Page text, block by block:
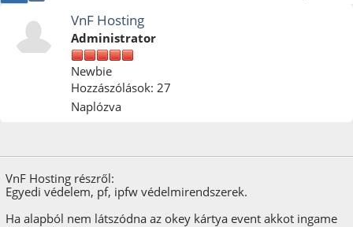
VnF Hosting
Administrator
Newbie
Hozzászólások: 27
Naplózva
VnF Hosting részről:
Egyedi védelem, pf, ipfw védelmirendszerek.
Ha alapból nem látszódna az okey kártya event akkot ingame